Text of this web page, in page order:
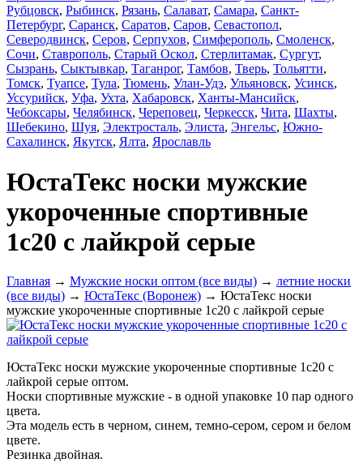
Рубцовск, Рыбинск, Рязань, Салават, Самара, Санкт-
Петербург, Саранск, Саратов, Саров, Севастопол,
Северодвинск, Серов, Серпухов, Симферополь, Смоленск,
Сочи, Ставрополь, Старый Оскол, Стерлитамак, Сургут,
Сызрань, Сыктывкар, Таганрог, Тамбов, Тверь, Тольятти,
Томск, Туапсе, Тула, Тюмень, Улан-Удэ, Ульяновск, Усинск,
Уссурийск, Уфа, Ухта, Хабаровск, Ханты-Мансийск,
Чебоксары, Челябинск, Череповец, Черкесск, Чита, Шахты,
Шебекино, Шуя, Электросталь, Элиста, Энгельс, Южно-
Сахалинск, Якутск, Ялта, Ярославль
ЮстаТекс носки мужские
укороченные спортивные
1с20 с лайкрой серые
Главная → Мужские носки оптом (все виды) → летние носки
(все виды) → ЮстаТекс (Воронеж) → ЮстаТекс носки
мужские укороченные спортивные 1с20 с лайкрой серые
ЮстаТекс носки мужские укороченные спортивные 1с20 с
лайкрой серые оптом.
Носки спортивные мужские - в одной упаковке 10 пар одного
цвета.
Эта модель есть в черном, синем, темно-сером, сером и белом
цвете.
Резинка двойная.